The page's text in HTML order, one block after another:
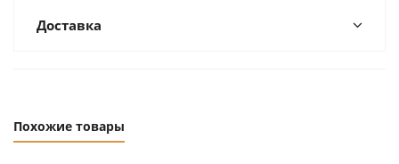
Доставка
Похожие товары